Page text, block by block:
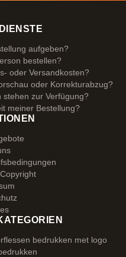
aufgeben?
bestellen?
oder Versandkosten?
oder Korrekturabzug?
zur Verfügung?
meiner Bestellung?
bedrukken met logo